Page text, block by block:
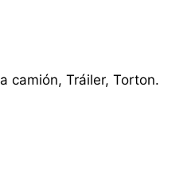
camión, Tráiler, Torton.